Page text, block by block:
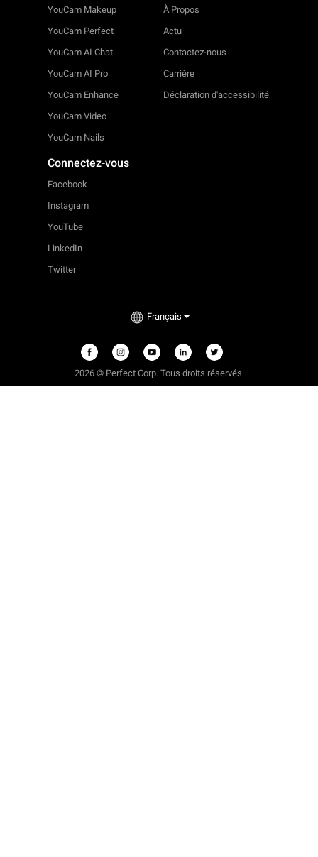
YouCam Makeup
YouCam Perfect
YouCam AI Chat
YouCam AI Pro
YouCam Enhance
YouCam Video
YouCam Nails
À Propos
Actu
Contactez-nous
Carrière
Déclaration d'accessibilité
Connectez-vous
Facebook
Instagram
YouTube
LinkedIn
Twitter
Français
2026 © Perfect Corp. Tous droits réservés.